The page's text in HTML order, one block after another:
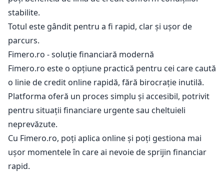
stabilite.
Totul este gândit pentru a fi rapid, clar și ușor de
parcurs.
Fimero.ro - soluție financiară modernă
Fimero.ro este o opțiune practică pentru cei care caută
o linie de credit online rapidă, fără birocrație inutilă.
Platforma oferă un proces simplu și accesibil, potrivit
pentru situații financiare urgente sau cheltuieli
neprevăzute.
Cu Fimero.ro, poți aplica online și poți gestiona mai
ușor momentele în care ai nevoie de sprijin financiar
rapid.